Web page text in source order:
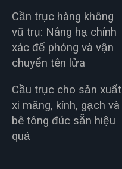
Cần trục hàng không
vũ trụ: Nâng hạ chính
xác để phóng và vận
chuyển tên lửa
Cầu trục cho sản xuất
xi măng, kính, gạch và
bê tông đúc sẵn hiệu
quả